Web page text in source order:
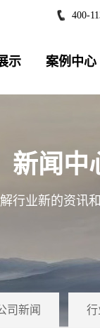
400-
示 案例中心
新闻中
行业新的资讯
司新闻 行